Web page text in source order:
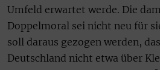
Umfeld erwartet werde. Die
Doppelmoral sei nicht neu für
soll daraus gezogen werden,
Deutschland nicht etwa über